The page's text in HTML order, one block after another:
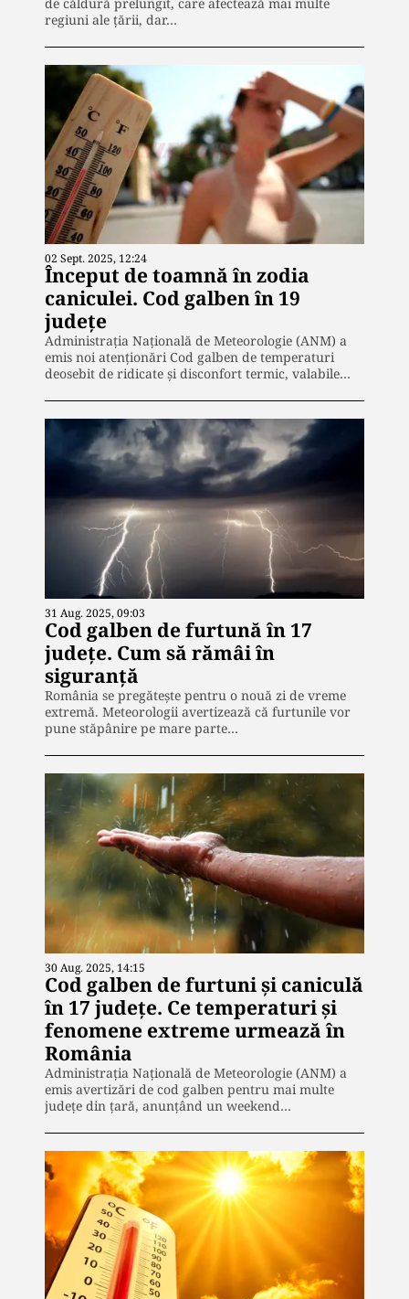
regiuni ale țării, dar…
02 Sept. 2025, 12:24
Început de toamnă în zodia
caniculei. Cod galben în 19
judeţe
Administrația Națională de Meteorologie (ANM) a
emis noi atenționări Cod galben de temperaturi
deosebit de ridicate și disconfort termic, valabile…
31 Aug. 2025, 09:03
Cod galben de furtună în 17
judeţe. Cum să rămâi în
siguranţă
România se pregătește pentru o nouă zi de vreme
extremă. Meteorologii avertizează că furtunile vor
pune stăpânire pe mare parte…
30 Aug. 2025, 14:15
Cod galben de furtuni și caniculă
în 17 județe. Ce temperaturi și
fenomene extreme urmează în
România
Administrația Națională de Meteorologie (ANM) a
emis avertizări de cod galben pentru mai multe
județe din țară, anunțând un weekend…